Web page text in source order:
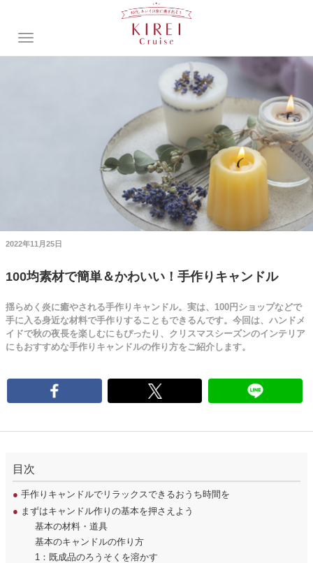
2022年11月25日
100均素材で簡単＆かわいい！手作りキャンドル
揺らめく炎に癒やされる手作りキャンドル。実は、100円ショップなどで
手に入る身近な材料で手作りすることもできるんです。今回は、ハンドメ
イドで秋の夜長を楽しむにもぴったり、クリスマスシーズンのインテリア
にもおすすめな手作りキャンドルの作り方をご紹介します。
目次
● 手作りキャンドルでリラックスできるおうち時間を
● まずはキャンドル作りの基本を押さえよう
基本の材料・道具
基本のキャンドルの作り方
1：既成品のろうそくを溶かす